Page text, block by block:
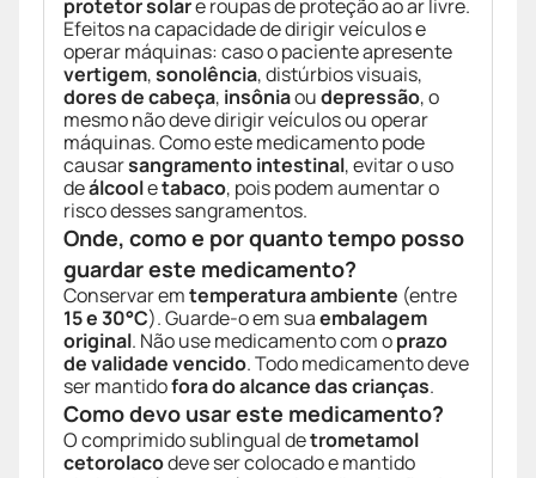
protetor solare roupas de proteção ao ar livre.
Efeitos na capacidade de dirigir veículos e
operar máquinas: caso o paciente apresente
vertigem,sonolência, distúrbios visuais,
dores de cabeça, insôniaoudepressão, o
mesmo não deve dirigir veículos ou operar
máquinas. Como este medicamento pode
causarsangramento intestinal, evitar o uso
deálcooletabaco, pois podem aumentar o
risco desses sangramentos.
Onde, como e por quanto tempo posso
guardar este medicamento?
Conservar emtemperatura ambiente (entre
15 e 30°C). Guarde-o em suaembalagem
original. Não use medicamento com oprazo
de validade vencido. Todo medicamento deve
ser mantidofora do alcance das crianças.
Como devo usar este medicamento?
O comprimido sublingual detrometamol
cetorolacodeve ser colocado e mantido